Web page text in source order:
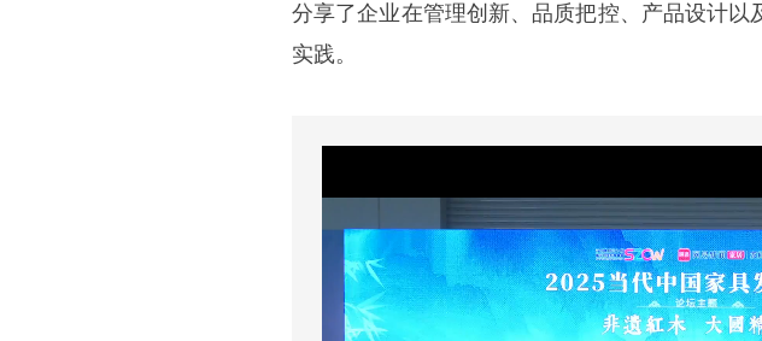
分享了企业在管理创新、品质把控、产品设计
实践。